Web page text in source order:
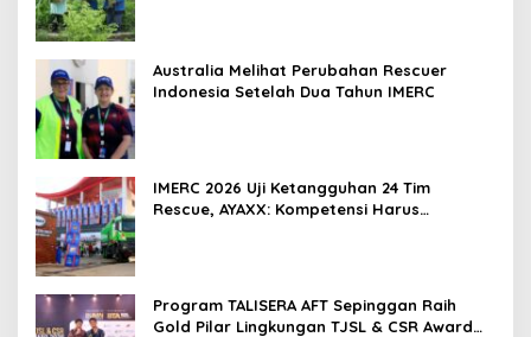
Australia Melihat Perubahan Rescuer
Indonesia Setelah Dua Tahun IMERC
IMERC 2026 Uji Ketangguhan 24 Tim
Rescue, AYAXX: Kompetensi Harus
Program TALISERA AFT Sepinggan Raih
Gold Pilar Lingkungan TJSL & CSR Award